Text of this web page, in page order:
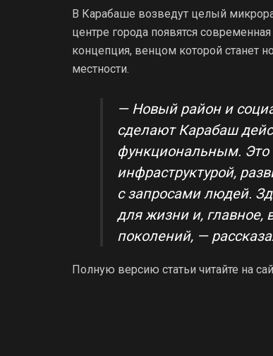
В Карабаше возведут целый
центре города появятся
концепция, венцом которой станет
местности.
— Новый район и
сделают Карабаш
функциональным. Это
инфраструктурой,
с запросами людей.
для жизни и, главное,
поколений, —
Полную версию статьи читайте на